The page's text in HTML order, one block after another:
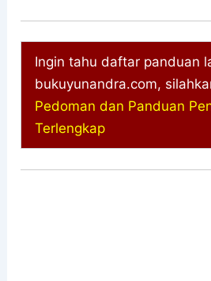
Ingin tahu daftar panduan
bukuyunandra.com,
Pedoman dan Panduan
Terlengkap